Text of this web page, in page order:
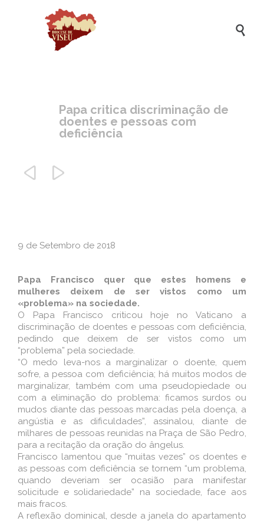

Papa critica discriminação de
doentes e pessoas com
deficiência
 
9 de Setembro de 2018
Papa Francisco quer que estes homens e
mulheres deixem de ser vistos como um
«problema» na sociedade.
O Papa Francisco criticou hoje no Vaticano a
discriminação de doentes e pessoas com deficiência,
pedindo que deixem de ser vistos como um
“problema” pela sociedade.
“O medo leva-nos a marginalizar o doente, quem
sofre, a pessoa com deficiência; há muitos modos de
marginalizar, também com uma pseudopiedade ou
com a eliminação do problema: ficamos surdos ou
mudos diante das pessoas marcadas pela doença, a
angústia e as dificuldades”, assinalou, diante de
milhares de pessoas reunidas na Praça de São Pedro,
para a recitação da oração do ângelus.
Francisco lamentou que “muitas vezes” os doentes e
as pessoas com deficiência se tornem “um problema,
quando deveriam ser ocasião para manifestar
solicitude e solidariedade” na sociedade, face aos
mais fracos.
A reflexão dominical, desde a janela do apartamento